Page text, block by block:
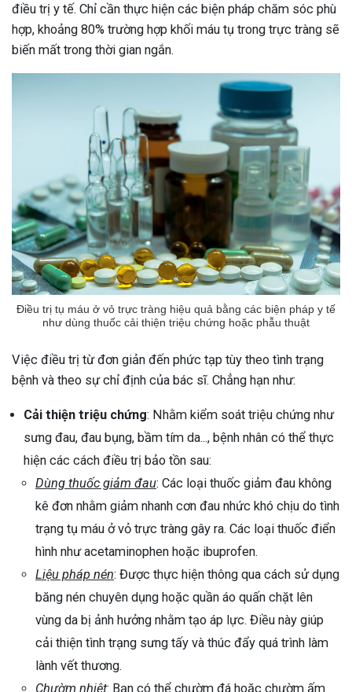
điều trị y tế. Chỉ cần thực hiện các biện pháp chăm sóc phù
hợp, khoảng 80% trường hợp khối máu tụ trong trực tràng sẽ
biến mất trong thời gian ngắn.
Điều trị tụ máu ở vỏ trực tràng hiệu quả bằng các biện pháp y tế
như dùng thuốc cải thiện triệu chứng hoặc phẫu thuật
Việc điều trị từ đơn giản đến phức tạp tùy theo tình trạng
bệnh và theo sự chỉ định của bác sĩ. Chẳng hạn như:
Cải thiện triệu chứng: Nhằm kiểm soát triệu chứng như
sưng đau, đau bụng, bầm tím da..., bệnh nhân có thể thực
hiện các cách điều trị bảo tồn sau:
Dùng thuốc giảm đau: Các loại thuốc giảm đau không
kê đơn nhằm giảm nhanh cơn đau nhức khó chịu do tình
trạng tụ máu ở vỏ trực tràng gây ra. Các loại thuốc điển
hình như acetaminophen hoặc ibuprofen.
Liệu pháp nén: Được thực hiện thông qua cách sử dụng
băng nén chuyên dụng hoặc quần áo quấn chặt lên
vùng da bị ảnh hưởng nhằm tạo áp lực. Điều này giúp
cải thiện tình trạng sưng tấy và thúc đẩy quá trình làm
lành vết thương.
Chườm nhiệt: Bạn có thể chườm đá hoặc chườm ấm